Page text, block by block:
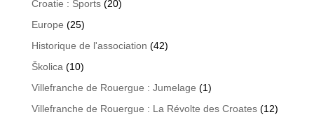
Croatie : Sports(20)
Europe (25)
Historique de l'association (42)
Školica (10)
Villefranche de Rouergue : Jumelage (1)
Villefranche de Rouergue : La Révolte des Croates(12)